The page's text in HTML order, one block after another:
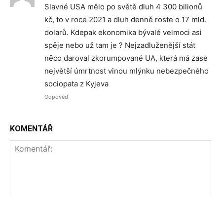
Slavné USA mělo po světě dluh 4 300 bilionů
kč, to v roce 2021 a dluh denně roste o 17 mld.
dolarů. Kdepak ekonomika bývalé velmoci asi
spěje nebo už tam je ? Nejzadluženější stát
něco daroval zkorumpované UA, která má zase
největší úmrtnost vinou mlýnku nebezpečného
sociopata z Kyjeva
Odpověď
KOMENTÁŘ